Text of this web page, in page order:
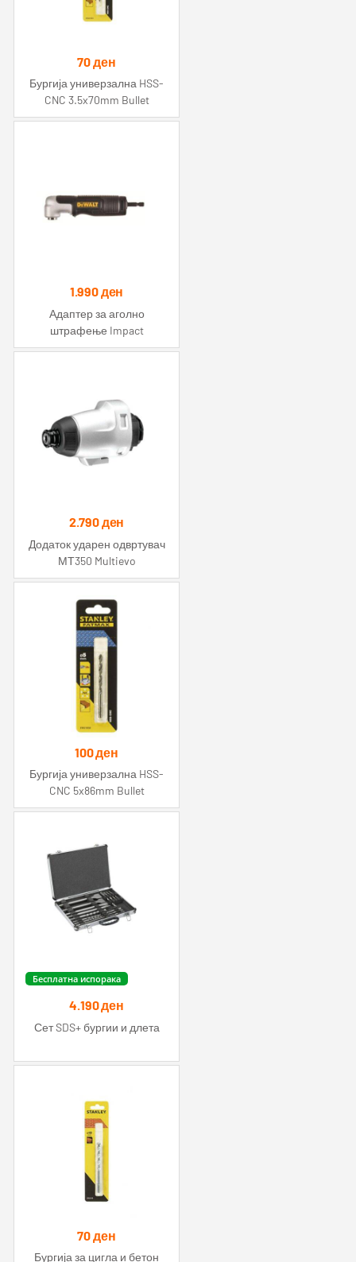
70ден
Бургија универзална HSS-
CNC 3.5x70mm Bullet
1.990ден
Адаптер за аголно
штрафење Impact
2.790ден
Додаток ударен одвртувач
МТ350 Multievo
100ден
Бургија универзална HSS-
CNC 5x86mm Bullet
Бесплатна испорака
4.190ден
Сет SDS+ бургии и длета
70 ден
Бургија за цигла и бетон